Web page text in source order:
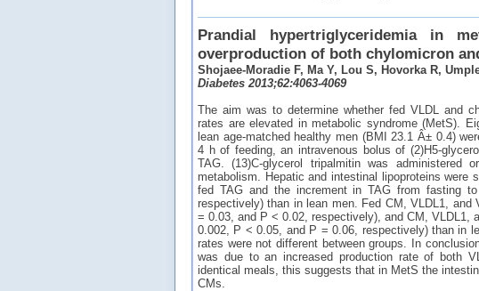
Prandial hypertriglyceridemia in
overproduction of both chylomicron
Shojaee-Moradie F, Ma Y, Lou S, Hovorka R,
Diabetes 2013;62:4063-4069
The aim was to determine whether fed VLDL and
rates are elevated in metabolic syndrome (MetS).
lean age-matched healthy men (BMI 23.1 Â± 0.4)
4 h of feeding, an intravenous bolus of (2)H5-
TAG. (13)C-glycerol tripalmitin was administered
metabolism. Hepatic and intestinal lipoproteins were
fed TAG and the increment in TAG from fasting
respectively) than in lean men. Fed CM, VLDL1,
= 0.03, and P < 0.02, respectively), and CM, VLDL1,
0.002, P < 0.05, and P = 0.06, respectively) than in
rates were not different between groups. In
was due to an increased production rate of both
identical meals, this suggests that in MetS the
CMs.